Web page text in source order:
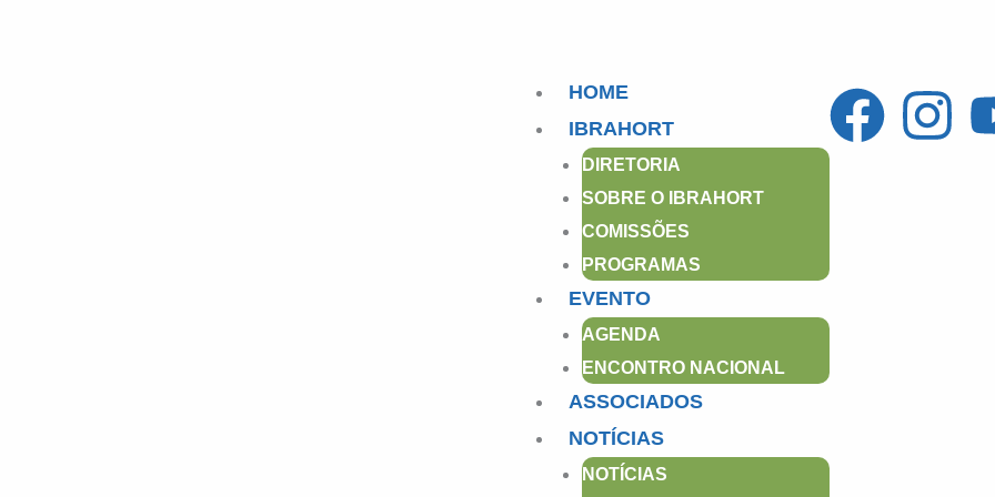
HOME
IBRAHORT
DIRETORIA
SOBRE O IBRAHORT
COMISSÕES
PROGRAMAS
EVENTO
AGENDA
ENCONTRO NACIONAL
ASSOCIADOS
NOTÍCIAS
NOTÍCIAS
F
a
I
n